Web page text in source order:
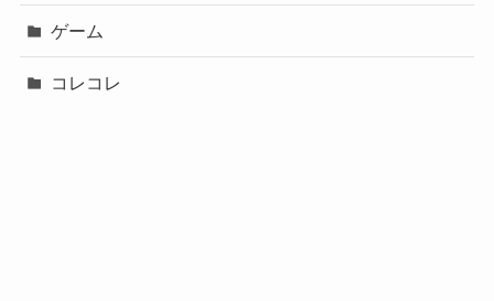
ゲーム
コレコレ